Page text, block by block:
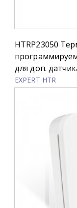
HTRP23050
для доп.
EXPERT HTR